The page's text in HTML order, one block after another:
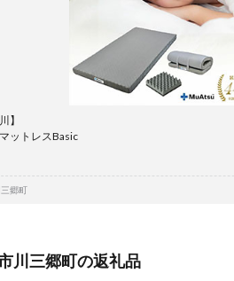
】
ットレスBasic
郷町
川三郷町の返礼品